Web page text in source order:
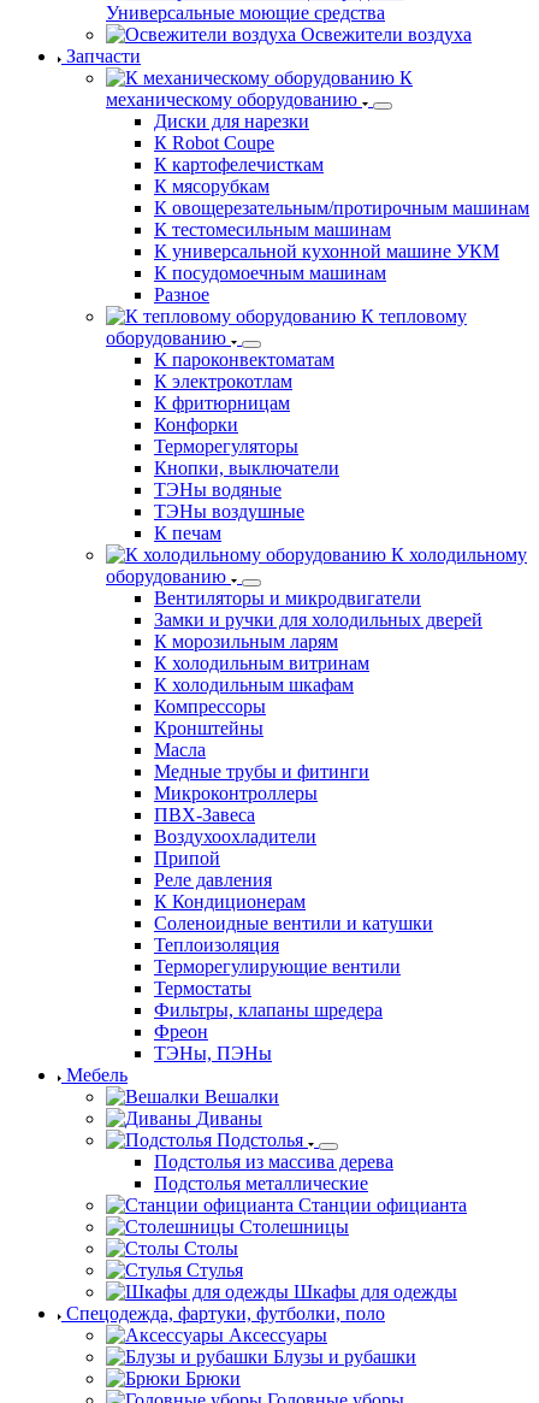
Универсальные моющие средства
Освежители воздуха
Запчасти
К
механическому оборудованию
Диски для нарезки
К Robot Coupe
К картофелечисткам
К мясорубкам
К овощерезательным/протирочным машинам
К тестомесильным машинам
К универсальной кухонной машине УКМ
К посудомоечным машинам
Разное
К тепловому
оборудованию
К пароконвектоматам
К электрокотлам
К фритюрницам
Конфорки
Терморегуляторы
Кнопки, выключатели
ТЭНы водяные
ТЭНы воздушные
К печам
К холодильному
оборудованию
Вентиляторы и микродвигатели
Замки и ручки для холодильных дверей
К морозильным ларям
К холодильным витринам
К холодильным шкафам
Компрессоры
Кронштейны
Масла
Медные трубы и фитинги
Микроконтроллеры
ПВХ-Завеса
Воздухоохладители
Припой
Реле давления
К Кондиционерам
Соленоидные вентили и катушки
Теплоизоляция
Терморегулирующие вентили
Термостаты
Фильтры, клапаны шредера
Фреон
ТЭНы, ПЭНы
Мебель
Вешалки
Диваны
Подстолья
Подстолья из массива дерева
Подстолья металлические
Станции официанта
Столешницы
Столы
Стулья
Шкафы для одежды
Спецодежда, фартуки, футболки, поло
Аксессуары
Блузы и рубашки
Брюки